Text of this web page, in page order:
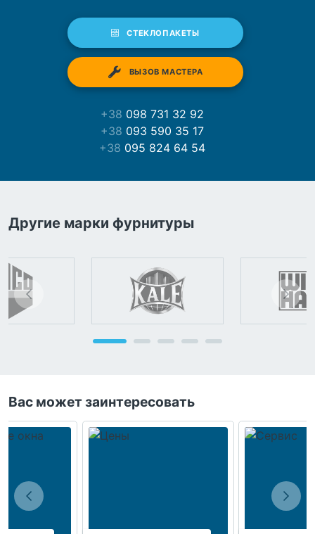
СТЕКЛОПАКЕТЫ
ВЫЗОВ МАСТЕРА
+38 098 731 32 92
+38 093 590 35 17
+38 095 824 64 54
Другие марки фурнитуры
Вас может заинтересовать